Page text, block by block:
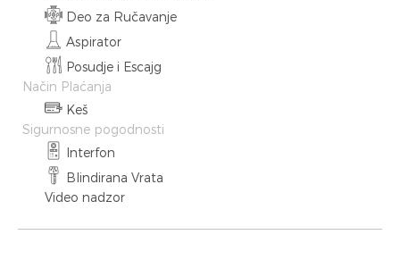
Deo za Ručavanje
Aspirator
Posudje i Escajg
Način Plaćanja
Keš
Sigurnosne pogodnosti
Interfon
Blindirana Vrata
Video nadzor